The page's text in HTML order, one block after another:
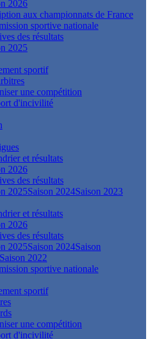
2026
aux championnats de France
sportive nationale
des résultats
2025
sportif
une compétition
d'incivilité
et résultats
2026
des résultats
2025Saison 2024Saison 2023
et résultats
2026
des résultats
2025Saison 2024Saison
Saison 2022
sportive nationale
sportif
une compétition
d'incivilité